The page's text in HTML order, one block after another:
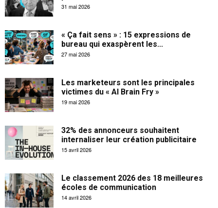
31 mai 2026
« Ça fait sens » : 15 expressions de
bureau qui exaspèrent les...
27 mai 2026
Les marketeurs sont les principales
victimes du « AI Brain Fry »
19 mai 2026
32% des annonceurs souhaitent
internaliser leur création publicitaire
15 avril 2026
Le classement 2026 des 18 meilleures
écoles de communication
14 avril 2026